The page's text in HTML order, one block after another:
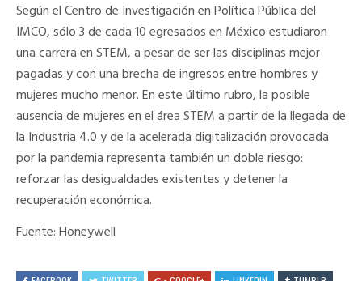
Según el Centro de Investigación en Política Pública del
IMCO, sólo 3 de cada 10 egresados en México estudiaron
una carrera en STEM, a pesar de ser las disciplinas mejor
pagadas y con una brecha de ingresos entre hombres y
mujeres mucho menor. En este último rubro, la posible
ausencia de mujeres en el área STEM a partir de la llegada de
la Industria 4.0 y de la acelerada digitalización provocada
por la pandemia representa también un doble riesgo:
reforzar las desigualdades existentes y detener la
recuperación económica.
Fuente: Honeywell